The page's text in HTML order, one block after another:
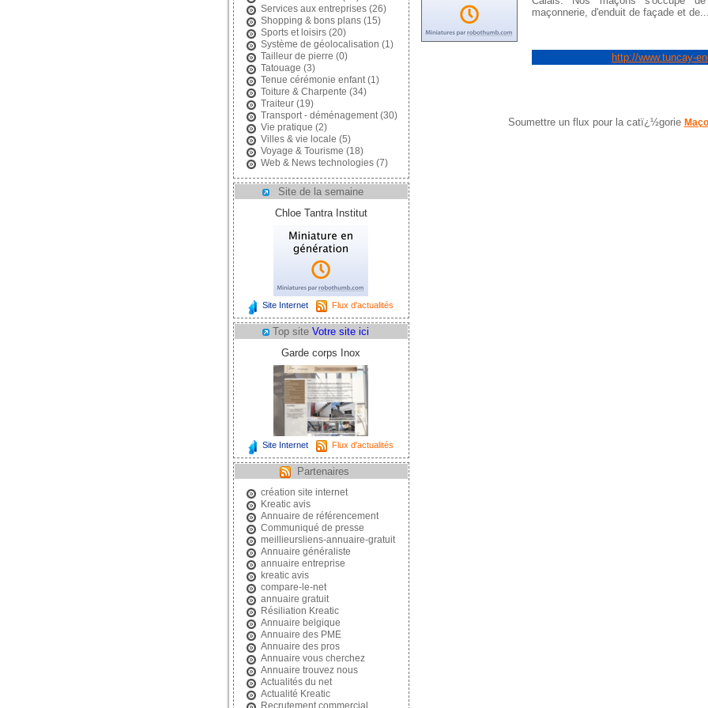
Services aux entreprises(26)
Shopping & bons plans(15)
Sports et loisirs(20)
Système de géolocalisation (1)
Tailleur de pierre (0)
Tatouage (3)
Tenue cérémonie enfant(1)
Toiture & Charpente (34)
Traiteur(19)
Transport - déménagement(30)
Vie pratique (2)
Villes & vie locale (5)
Voyage & Tourisme (18)
Web & News technologies(7)
Site de la semaine
Chloe Tantra Institut
Site Internet Flux d'actualités
Top site Votre site ici
Garde corps Inox
Site Internet Flux d'actualités
Partenaires
création site internet
Kreatic avis
Annuaire de référencement
Communiqué de presse
meillieursliens-annuaire-gratuit
Annuaire généraliste
annuaire entreprise
kreatic avis
compare-le-net
annuaire gratuit
Résiliation Kreatic
Annuaire belgique
Annuaire des PME
Annuaire des pros
Annuaire vous cherchez
Annuaire trouvez nous
Actualités du net
Actualité Kreatic
Recrutement commercial
maçonnerie, d'enduit de façade et de...
http://www.tuncay-
Soumettre un flux pour la catï¿½gorie